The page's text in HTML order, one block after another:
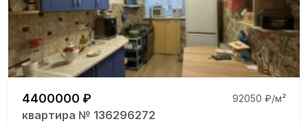
4400000 ₽ 92050 ₽/м²
квартира № 136296272